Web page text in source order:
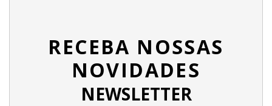
RECEBA NOSSAS
NOVIDADES
NEWSLETTER